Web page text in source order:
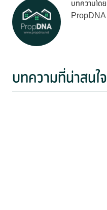
บทความโดย
PropDNA
บทความที่น่าสนใจ